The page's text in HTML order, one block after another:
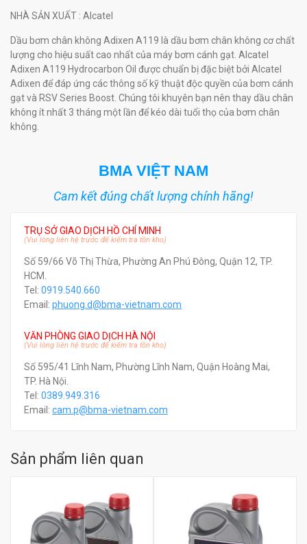
NHÀ SẢN XUẤT : Alcatel
Dầu bơm chân không Adixen A119 là dầu bơm chân không cơ chất
lượng cho hiệu suất cao nhất của máy bơm cánh gạt. Alcatel
Adixen A119 Hydrocarbon Oil được chuẩn bị đặc biệt bởi Alcatel
Adixen để đáp ứng các thông số kỹ thuật độc quyền của bơm cánh
gạt và RSV Series Boost. Chúng tôi khuyên bạn nên thay dầu chân
không ít nhất 3 tháng một lần để kéo dài tuổi thọ của bơm chân
không.
BMA VIỆT NAM
Cam kết đúng chất lượng chính hãng!
TRỤ SỞ GIAO DỊCH HỒ CHÍ MINH
(Vui lòng liên hệ trước để kiểm tra tồn kho)
Số 59/66 Võ Thị Thừa, Phường An Phú Đông, Quận 12, TP.
HCM.
Tel: 0919.540.660
Email: phuong.d@bma-vietnam.com
VĂN PHÒNG GIAO DỊCH HÀ NỘI
(Vui lòng liên hệ trước để kiểm tra tồn kho)
Số 595/41 Lĩnh Nam, Phường Lĩnh Nam, Quận Hoàng Mai,
TP. Hà Nội.
Tel: 0389.949.316
Email: cam.p@bma-vietnam.com
Sản phẩm liên quan